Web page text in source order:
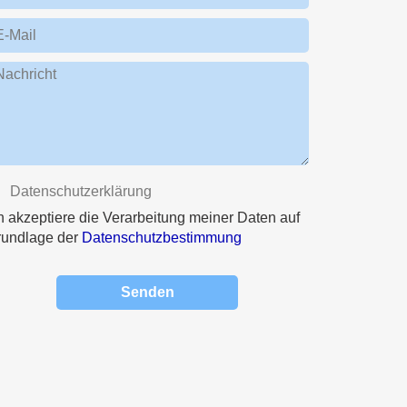
Mail
Datenschutzerklärung
akzeptiere die Verarbeitung meiner Daten auf
der Datenschutzbestimmung